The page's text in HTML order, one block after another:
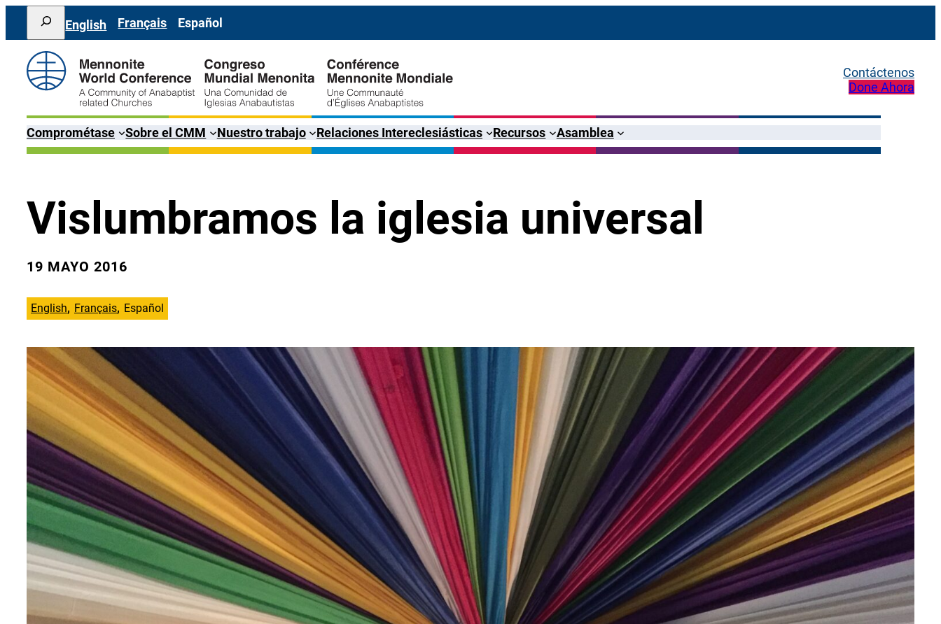
Saltar
contenido
Search
English Français Español
Contáctenos
Done Ahora
Comprométase Sobre el CMM Nuestro trabajo Relaciones Intereclesiásticas Recursos Asamblea
Vislumbramos la iglesia universal
19 MAYO 2016
English Français Español